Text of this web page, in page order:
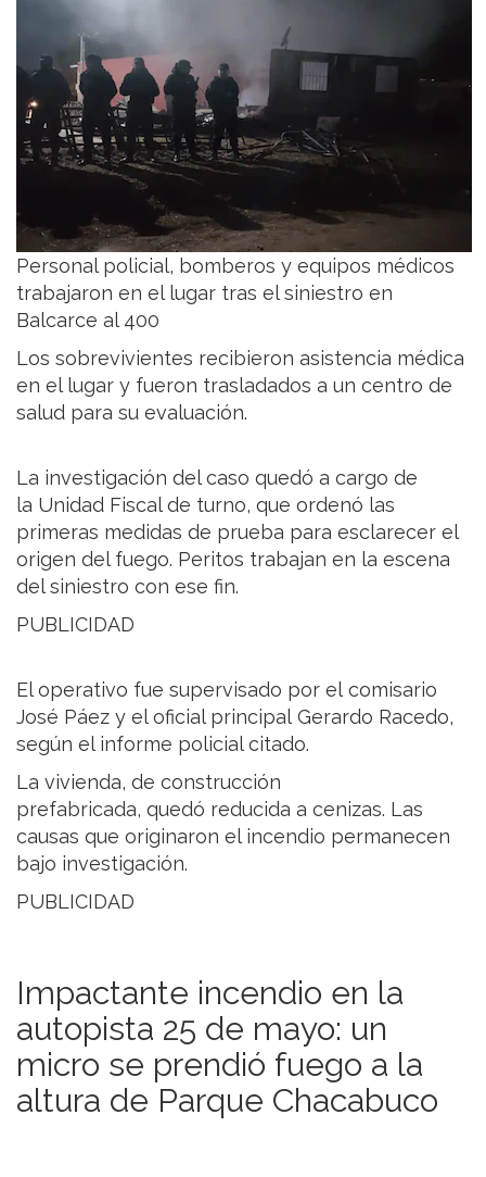
Personal policial, bomberos y equipos médicos
trabajaron en el lugar tras el siniestro en
Balcarce al 400
Los sobrevivientes recibieron asistencia médica
en el lugar y fueron trasladados a un centro de
salud para su evaluación.
La investigación del caso quedó a cargo de
la Unidad Fiscal de turno, que ordenó las
primeras medidas de prueba para esclarecer el
origen del fuego. Peritos trabajan en la escena
del siniestro con ese fin.
PUBLICIDAD
El operativo fue supervisado por el comisario
José Páez y el oficial principal Gerardo Racedo,
según el informe policial citado.
La vivienda, de construcción
prefabricada, quedó reducida a cenizas. Las
causas que originaron el incendio permanecen
bajo investigación.
PUBLICIDAD
Impactante incendio en la
autopista 25 de mayo: un
micro se prendió fuego a la
altura de Parque Chacabuco